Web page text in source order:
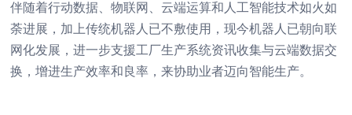
伴随着行动数据、物联网、云端运算和人工智能技术如火如
荼进展，加上传统机器人已不敷使用，现今机器人已朝向联
网化发展，进一步支援工厂生产系统资讯收集与云端数据交
换，增进生产效率和良率，来协助业者迈向智能生产。